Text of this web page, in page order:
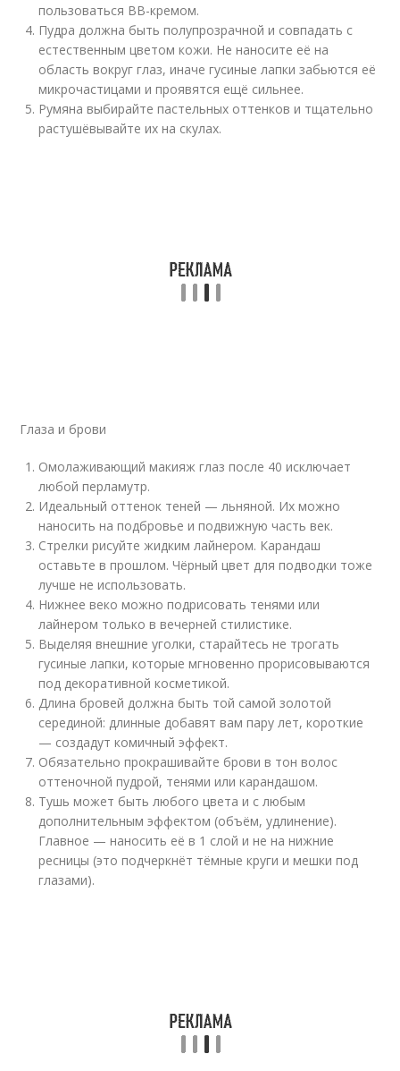
пользоваться ВВ-кремом.
Пудра должна быть полупрозрачной и совпадать с
естественным цветом кожи. Не наносите её на
область вокруг глаз, иначе гусиные лапки забьются её
микрочастицами и проявятся ещё сильнее.
Румяна выбирайте пастельных оттенков и тщательно
растушёвывайте их на скулах.
Глаза и брови
Омолаживающий макияж глаз после 40 исключает
любой перламутр.
Идеальный оттенок теней — льняной. Их можно
наносить на подбровье и подвижную часть век.
Стрелки рисуйте жидким лайнером. Карандаш
оставьте в прошлом. Чёрный цвет для подводки тоже
лучше не использовать.
Нижнее веко можно подрисовать тенями или
лайнером только в вечерней стилистике.
Выделяя внешние уголки, старайтесь не трогать
гусиные лапки, которые мгновенно прорисовываются
под декоративной косметикой.
Длина бровей должна быть той самой золотой
серединой: длинные добавят вам пару лет, короткие
— создадут комичный эффект.
Обязательно прокрашивайте брови в тон волос
оттеночной пудрой, тенями или карандашом.
Тушь может быть любого цвета и с любым
дополнительным эффектом (объём, удлинение).
Главное — наносить её в 1 слой и не на нижние
ресницы (это подчеркнёт тёмные круги и мешки под
глазами).